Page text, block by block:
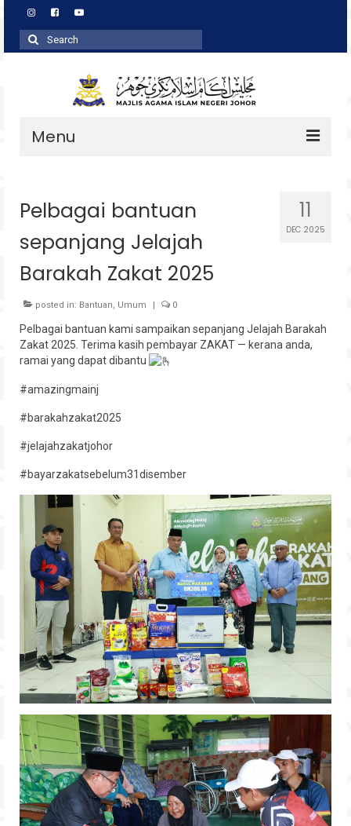
Search
for:
Menu
Zakat
Agihan
Wakaf
Baitulmal
Pembangunan Asnaf
Hubungi
11
DEC 2025
Pelbagai bantuan
sepanjang Jelajah
Barakah Zakat 2025
posted in: Bantuan, Umum | 0
Pelbagai bantuan kami sampaikan sepanjang Jelajah Barakah
Zakat 2025. Terima kasih pembayar ZAKAT — kerana anda,
ramai yang dapat dibantu
#amazingmainj
#barakahzakat2025
#jelajahzakatjohor
#bayarzakatsebelum31disember